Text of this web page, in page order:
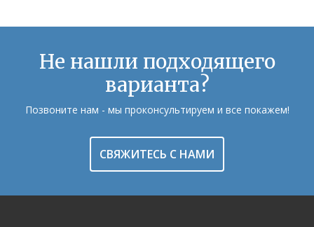
Не нашли подходящего
варианта?
Позвоните нам - мы проконсультируем и все покажем!
СВЯЖИТЕСЬ С НАМИ